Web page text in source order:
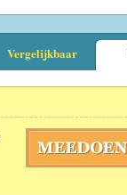
Vergelijkbaar